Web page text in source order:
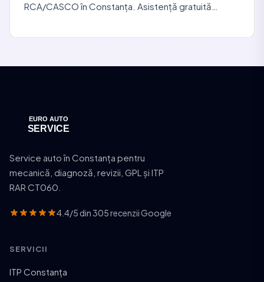
RCA/CASCO în Constanța. Asistență gratuită
direct. Alege service-ul
Service auto în Constanța pentru
mecanică, diagnoză, revizii, GPL și ITP
RAR CT060.
4.4/5 din 305 recenzii Google
SERVICII
ITP Constanța